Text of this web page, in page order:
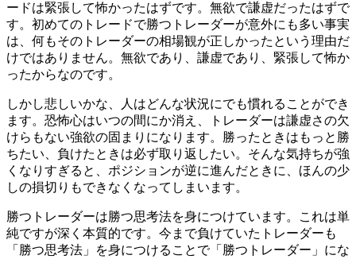
ードは緊張して怖かったはずです。無欲で謙虚だったはずで
す。初めてのトレードで勝つトレーダーが意外にも多い事実
は、何もそのトレーダーの相場観が正しかったという理由だ
けではありません。無欲であり、謙虚であり、緊張して怖か
ったからなのです。
しかし悲しいかな、人はどんな状況にでも慣れることができ
ます。恐怖心はいつの間にか消え、トレーダーは謙虚さの欠
けらもない強欲の固まりになります。勝ったときはもっと勝
ちたい、負けたときは必ず取り返したい。そんな気持ちが強
くなりすぎると、ポジションが逆に進んだときに、ほんの少
しの損切りもできなくなってしまいます。
勝つトレーダーは勝つ思考法を身につけています。これは単
純ですが深く本質的です。今まで負けていたトレーダーも
「勝つ思考法」を身につけることで「勝つトレーダー」にな